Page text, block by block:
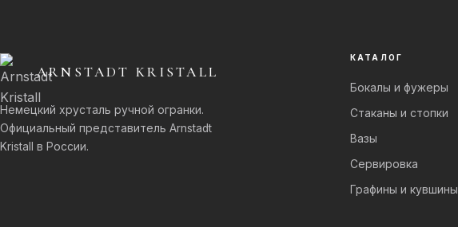
ARNSTADT KRISTALL
Немецкий хрусталь ручной огранки.
Официальный представитель Arnstadt
Kristall в России.
КАТАЛОГ
Бокалы и фужеры
Стаканы и стопки
Вазы
Сервировка
Графины и кувшины